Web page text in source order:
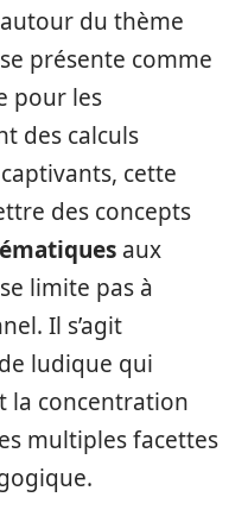
du thème
présente comme
pour les
des calculs
cette
des concepts
aux
limite pas à
Il s’agit
ludique qui
la concentration
multiples facettes